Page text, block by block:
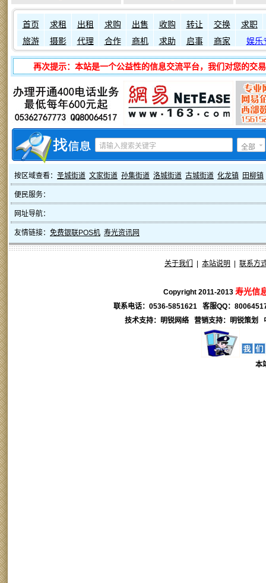
寿光广告发布
寿光广告发布
如何发布信息？ 如何固定
首页 求租 出租 求购 出售 收购 转让 交换
求职
旅游
摄影 代理 合作 商机 求助 启事 商家 娱乐
再次提示：本站是一个公益性的信息交流平台，我们对您的交
全部
按区域查看： 圣城街道 文家街道 孙集街道 洛城街道 古城街道 化龙镇 田柳镇
便民服务：
网址导航：
友情链接： 免费银联POS机 寿光资讯网
关于我们 本站说明 联系方
Copyright 2011-2013 寿光信
联系电话：0536-5851621 客服QQ：
技术支持：明锐网络 营销支持： 明锐策划
本